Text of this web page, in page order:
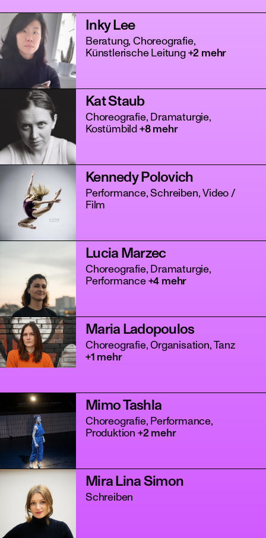
Inky Lee
Beratung, Choreografie,
Künstlerische Leitung+2 mehr
Kat Staub
Choreografie, Dramaturgie,
Kostümbild +8 mehr
Kennedy Polovich
Performance, Schreiben, Video /
Film
Lucia Marzec
Choreografie, Dramaturgie,
Performance+4 mehr
Maria Ladopoulos
Choreografie, Organisation, Tanz
+1 mehr
Mimo Tashla
Choreografie, Performance,
Produktion +2 mehr
Mira Lina Simon
Schreiben